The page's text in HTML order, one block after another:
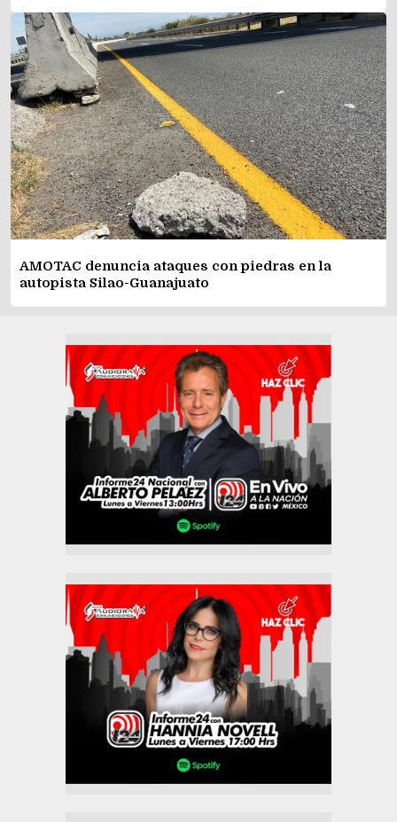
AMOTAC denuncia ataques con piedras en la
autopista Silao-Guanajuato